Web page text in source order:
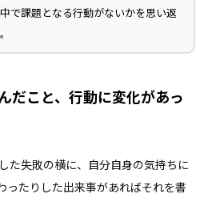
で課題となる行動がないかを思い返
だこと、行動に変化があっ
た失敗の横に、自分自身の気持ちに
ったりした出来事があればそれを書